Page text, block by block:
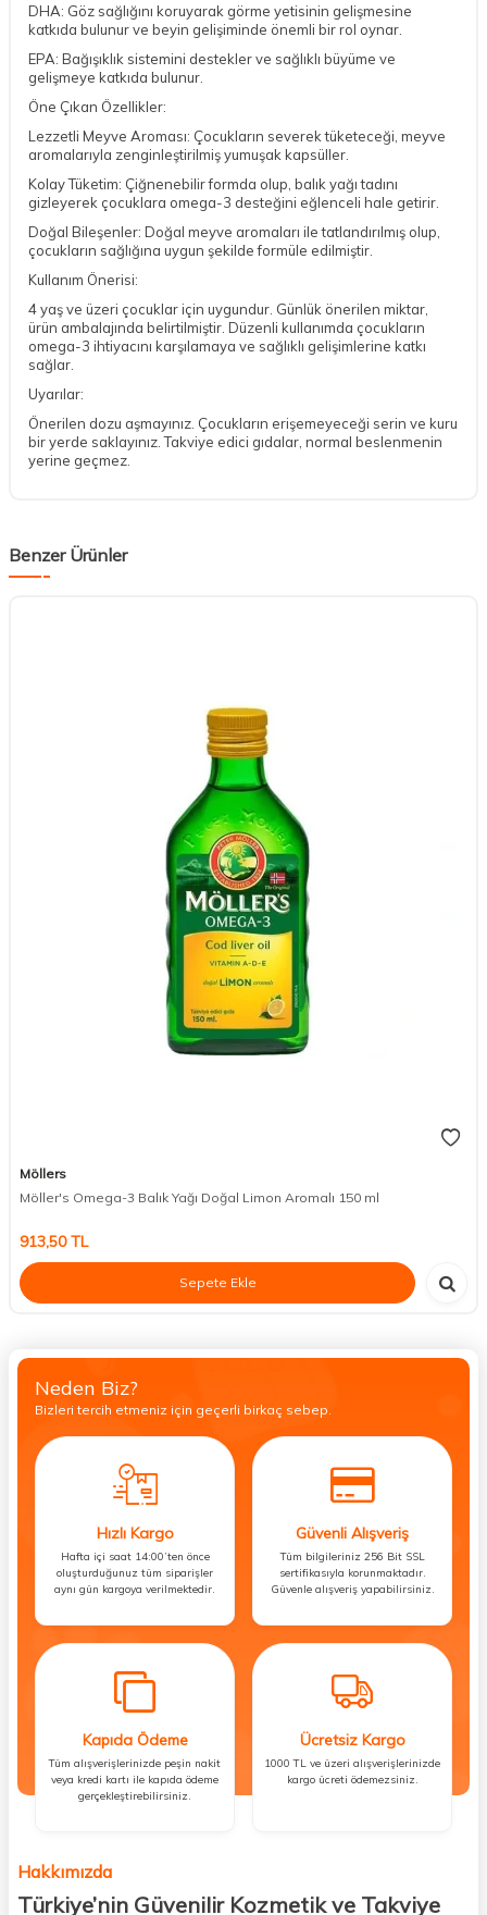
DHA: Göz sağlığını koruyarak görme yetisinin gelişmesine
katkıda bulunur ve beyin gelişiminde önemli bir rol oynar.
EPA: Bağışıklık sistemini destekler ve sağlıklı büyüme ve
gelişmeye katkıda bulunur.
Öne Çıkan Özellikler:
Lezzetli Meyve Aroması: Çocukların severek tüketeceği, meyve
aromalarıyla zenginleştirilmiş yumuşak kapsüller.
Kolay Tüketim: Çiğnenebilir formda olup, balık yağı tadını
gizleyerek çocuklara omega-3 desteğini eğlenceli hale getirir.
Doğal Bileşenler: Doğal meyve aromaları ile tatlandırılmış olup,
çocukların sağlığına uygun şekilde formüle edilmiştir.
Kullanım Önerisi:
4 yaş ve üzeri çocuklar için uygundur. Günlük önerilen miktar,
ürün ambalajında belirtilmiştir. Düzenli kullanımda çocukların
omega-3 ihtiyacını karşılamaya ve sağlıklı gelişimlerine katkı
sağlar.
Uyarılar:
Önerilen dozu aşmayınız. Çocukların erişemeyeceği serin ve kuru
bir yerde saklayınız. Takviye edici gıdalar, normal beslenmenin
yerine geçmez.
Benzer Ürünler
Möllers
Möller's Omega-3 Balık Yağı Doğal Limon Aromalı 150 ml
913,50TL
Sepete Ekle
Neden Biz?
Bizleri tercih etmeniz için geçerli birkaç sebep.
Hızlı Kargo
Hafta içi saat 14:00’ten önce
oluşturduğunuz tüm siparişler
aynı gün kargoya verilmektedir.
Güvenli Alışveriş
Tüm bilgileriniz 256 Bit SSL
sertifikasıyla korunmaktadır.
Güvenle alışveriş yapabilirsiniz.
Kapıda Ödeme
Tüm alışverişlerinizde peşin nakit
veya kredi kartı ile kapıda ödeme
gerçekleştirebilirsiniz.
Ücretsiz Kargo
1000 TL ve üzeri alışverişlerinizde
kargo ücreti ödemezsiniz.
Hakkımızda
Türkiye’nin Güvenilir Kozmetik ve Takviye